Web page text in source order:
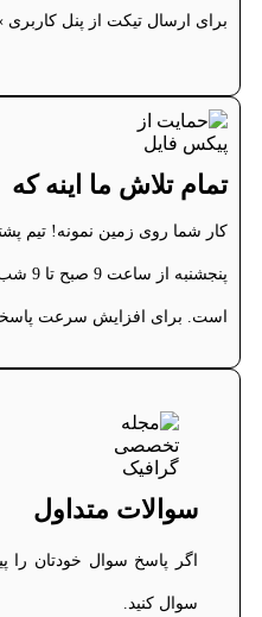
برای ارسال تیکت از پنل کاربری
تمام تلاش ما اینه که
کار شما روی زمین نمونه! تیم
است. برای افزایش سرعت
سوالات متداول
اگر پاسخ سوال خودتان را
سوال کنید.